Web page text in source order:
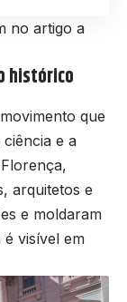
no artigo a
histórico
que
e a
arquitetos e
e moldaram
é visível em